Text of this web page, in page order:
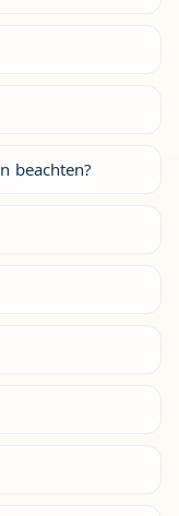
beachten?